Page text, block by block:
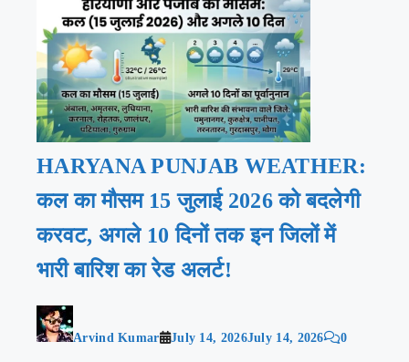
HARYANA PUNJAB WEATHER:
कल का मौसम 15 जुलाई 2026 को बदलेगी
करवट, अगले 10 दिनों तक इन जिलों में
भारी बारिश का रेड अलर्ट!
Arvind Kumar July 14, 2026July 14, 2026 0